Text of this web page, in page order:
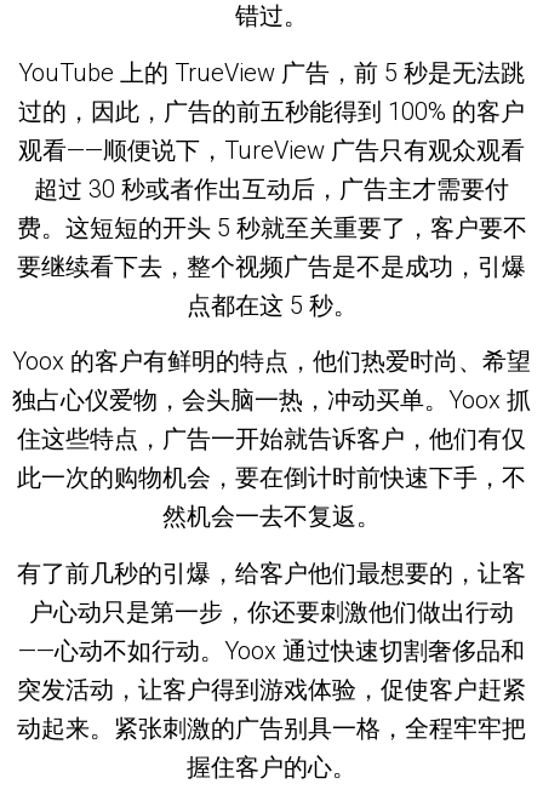
错过。
YouTube 上的 TrueView 广告，前 5 秒是无法跳
过的，因此，广告的前五秒能得到 100% 的客户
观看——顺便说下，TureView 广告只有观众观看
超过 30 秒或者作出互动后，广告主才需要付
费。这短短的开头 5 秒就至关重要了，客户要不
要继续看下去，整个视频广告是不是成功，引爆
点都在这 5 秒。
Yoox 的客户有鲜明的特点，他们热爱时尚、希望
独占心仪爱物，会头脑一热，冲动买单。Yoox 抓
住这些特点，广告一开始就告诉客户，他们有仅
此一次的购物机会，要在倒计时前快速下手，不
然机会一去不复返。
有了前几秒的引爆，给客户他们最想要的，让客
户心动只是第一步，你还要刺激他们做出行动
——心动不如行动。Yoox 通过快速切割奢侈品和
突发活动，让客户得到游戏体验，促使客户赶紧
动起来。紧张刺激的广告别具一格，全程牢牢把
握住客户的心。